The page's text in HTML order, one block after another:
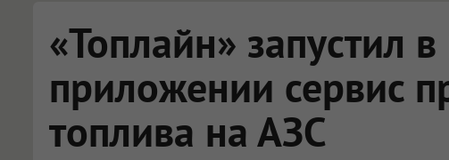
«Топлайн» запустил
приложении сервис
топлива на АЗС